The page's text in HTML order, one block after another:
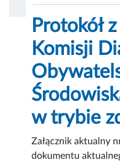
Protokół
Komisji
w trybie
Załącznik aktualny
dokumentu